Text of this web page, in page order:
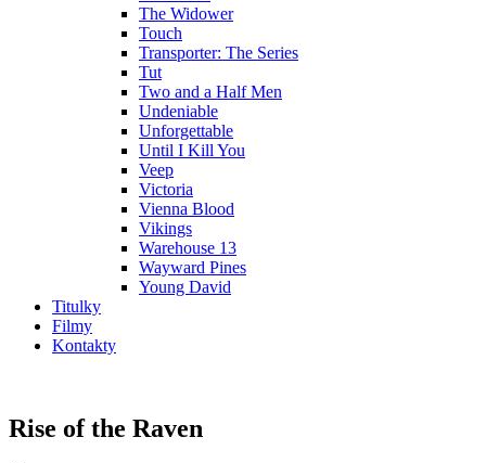
The Widower
Touch
Transporter: The Series
Tut
Two and a Half Men
Undeniable
Unforgettable
Until I Kill You
Veep
Victoria
Vienna Blood
Vikings
Warehouse 13
Wayward Pines
Young David
Titulky
Filmy
Kontakty
Rise of the Raven